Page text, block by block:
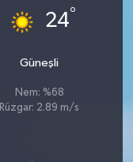
24°
Güneşli
Nem: %68
Rüzgar: 2.89 m/s